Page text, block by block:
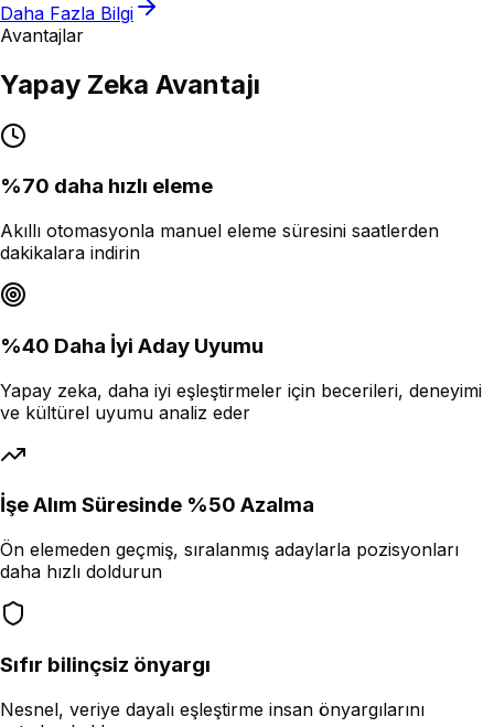
Daha Fazla Bilgi
Avantajlar
Yapay Zeka Avantajı
%70 daha hızlı eleme
Akıllı otomasyonla manuel eleme süresini saatlerden
dakikalara indirin
%40 Daha İyi Aday Uyumu
Yapay zeka, daha iyi eşleştirmeler için becerileri, deneyimi
ve kültürel uyumu analiz eder
İşe Alım Süresinde %50 Azalma
Ön elemeden geçmiş, sıralanmış adaylarla pozisyonları
daha hızlı doldurun
Sıfır bilinçsiz önyargı
Nesnel, veriye dayalı eşleştirme insan önyargılarını